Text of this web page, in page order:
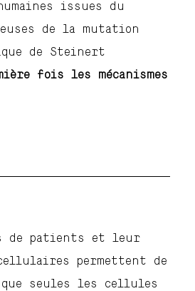
issues du
de la mutation
de Steinert
fois les mécanismes
de patients et leur
permettent de
seules les cellules